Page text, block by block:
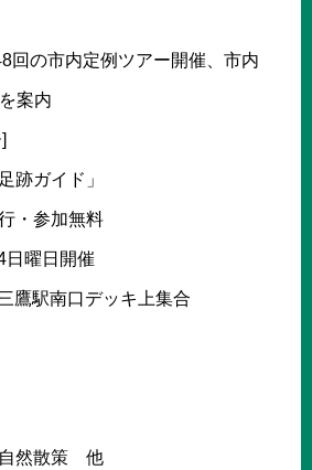
回の市内定例ツアー開催、市内
案内
跡ガイド」
・参加無料
日曜日開催
鷹駅南口デッキ上集合
自然散策 他